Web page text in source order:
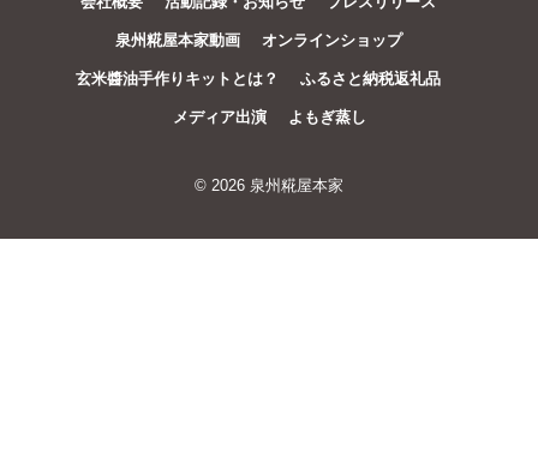
泉州糀屋本家動画 オンラインショップ
玄米醬油手作りキットとは？ ふるさと納税返礼品
メディア出演 よもぎ蒸し
© 2026 泉州糀屋本家